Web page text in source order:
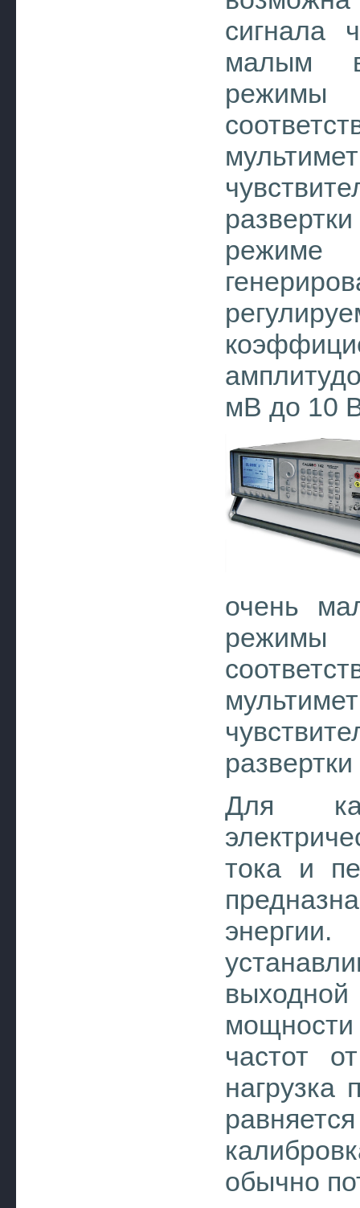
сигнала
малым
режимы
мВ до 10
очень
режимы
Для
тока и
частот
нагрузка
обычно